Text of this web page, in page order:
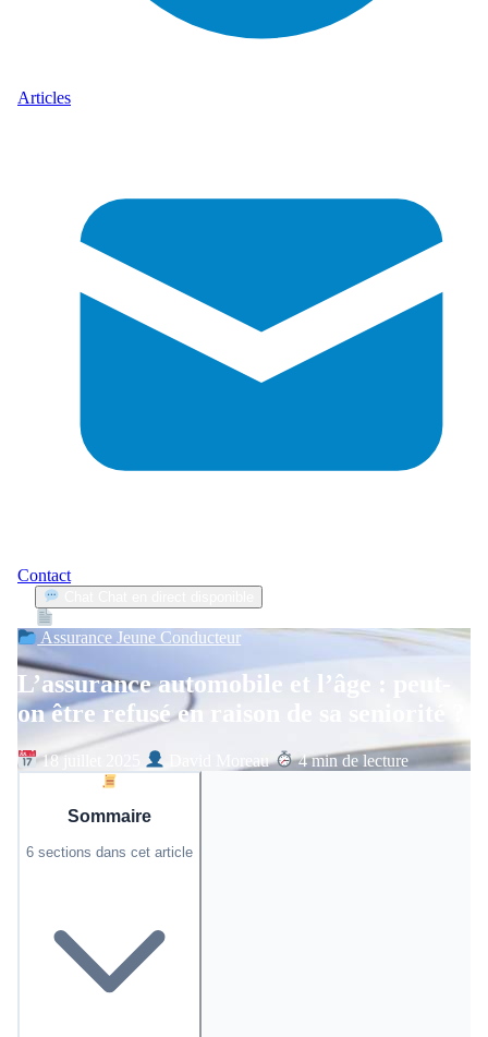
Articles
Contact
Assurance Jeune Conducteur
L’assurance automobile et l’âge : peut-
on être refusé en raison de sa seniorité ?
18 juillet 2025 David Moreau 4 min de lecture
Sommaire
6 sections dans cet article